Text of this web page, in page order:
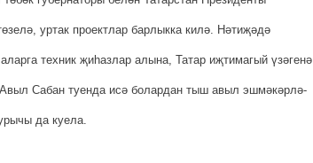
уртак проектлар барлыкка килә. Нәтиҗәдә
техник җиһазлар алына, Татар иҗ­ти­ма­гый үзәгенә
Сабан туенда исә болардан тыш авыл эш­мә­кәр­лә­
да куела.